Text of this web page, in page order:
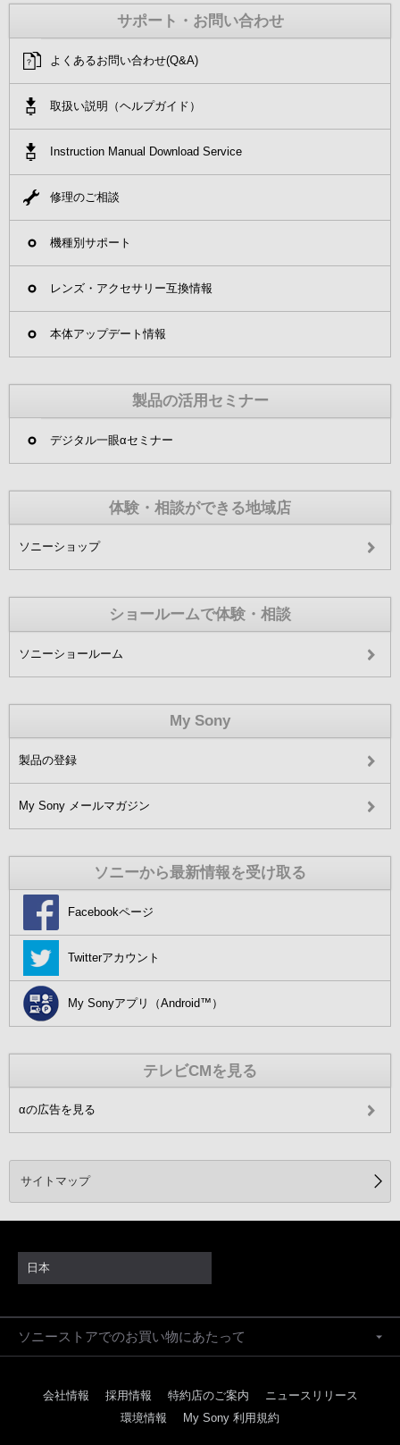
サポート・お問い合わせ
よくあるお問い合わせ(Q&A)
取扱い説明（ヘルプガイド）
Instruction Manual Download Service
修理のご相談
機種別サポート
レンズ・アクセサリー互換情報
本体アップデート情報
製品の活用セミナー
デジタル一眼αセミナー
体験・相談ができる地域店
ソニーショップ
ショールームで体験・相談
ソニーショールーム
My Sony
製品の登録
My Sony メールマガジン
ソニーから最新情報を受け取る
Facebookページ
Twitterアカウント
My Sonyアプリ（Android™）
テレビCMを見る
αの広告を見る
サイトマップ
日本
ソニーストアでのお買い物にあたって
会社情報 採用情報 特約店のご案内
ニュースリリース
環境情報
My Sony 利用規約